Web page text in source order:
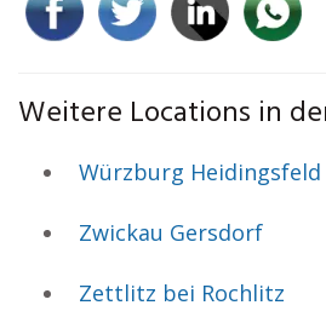
Weitere Locations in
Würzburg Heidingsfeld
Zwickau Gersdorf
Zettlitz bei Rochlitz